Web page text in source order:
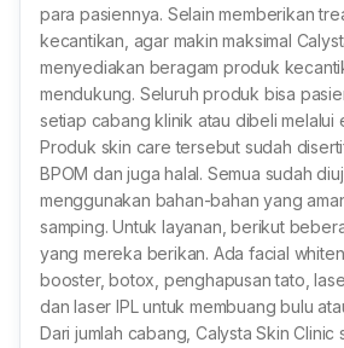
para pasiennya. Selain memberikan
kecantikan, agar makin maksimal
menyediakan beragam produk
mendukung. Seluruh produk bisa
setiap cabang klinik atau dibeli melalui
Produk skin care tersebut sudah
BPOM dan juga halal. Semua sudah
menggunakan bahan-bahan yang
samping. Untuk layanan, berikut
yang mereka berikan. Ada facial
booster, botox, penghapusan tato,
dan laser IPL untuk membuang bulu
Dari jumlah cabang, Calysta Skin Clinic